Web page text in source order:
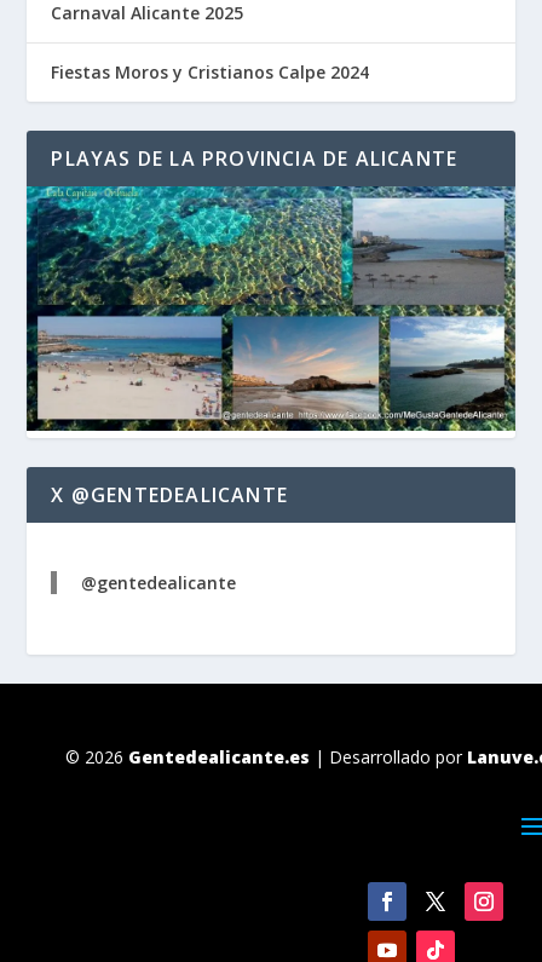
Carnaval Alicante 2025
Fiestas Moros y Cristianos Calpe 2024
PLAYAS DE LA PROVINCIA DE ALICANTE
X @GENTEDEALICANTE
@gentedealicante
© 2026 Gentedealicante.es | Desarrollado por